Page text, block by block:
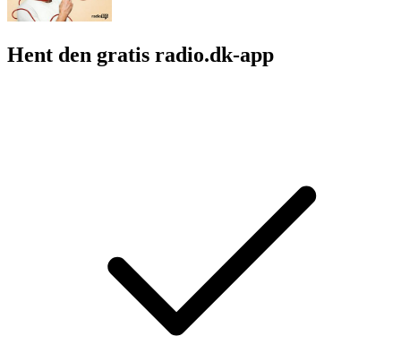
Hent den gratis radio.dk-app